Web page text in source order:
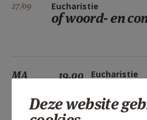
27/09 Eucharistie
of woord- en
MA 19.00 Eucharistie
19.00 Eucharistie
Deze website